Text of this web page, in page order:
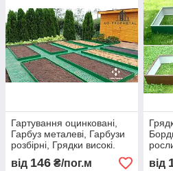
Гартування оцинковані,
Гарбуз металеві, Гарбузи
розбірні, Грядки високі.
від 146 ₴/пог.м від